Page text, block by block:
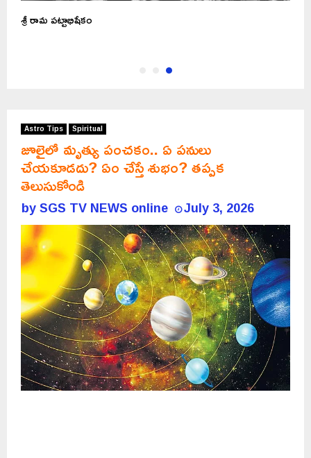
శ్రీ రామ పట్టాభిషేకం
Astro Tips Spiritual
జూలైలో మృత్యు పంచకం.. ఏ పనులు
చేయకూడదు? ఏం చేస్తే శుభం? తప్పక
తెలుసుకోండి
bySGS TV NEWS online July 3, 2026